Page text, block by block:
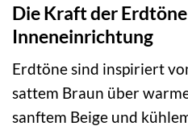
Die Kraft der
Inneneinrichtung
Erdtöne sind inspiriert
sattem Braun über
sanftem Beige und